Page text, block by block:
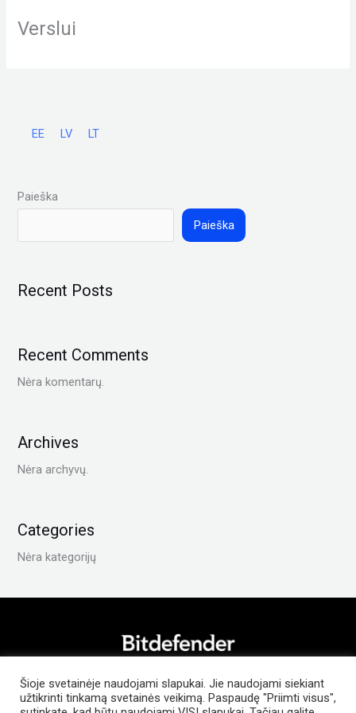
Verslui
EE LV LT
Paieška
Paieška
Recent Posts
Recent Comments
Nėra komentarų.
Archives
Nėra archyvų.
Categories
Nėra kategorijų
Kontaktai
Kur įsigyti?
Šioje svetainėje naudojami slapukai. Jie naudojami siekiant
užtikrinti tinkamą svetainės veikimą. Paspaudę "Priimti visus",